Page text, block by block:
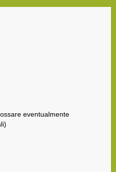
eventualmente